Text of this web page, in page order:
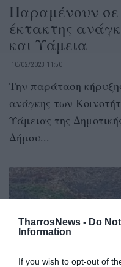
TharrosNews - Do
Information
If you wish to opt-out of
Παραμένουν
έκτακτης
και Υάμεια
10/02/2023 11:50
Την παράταση
ανάγκης των
Υάμειας της
Δήμου...